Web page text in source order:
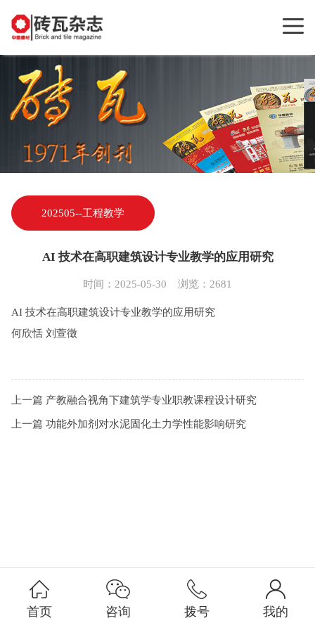
202505--工程教学
AI 技术在高职建筑设计专业教学的应用研究
时间：2025-05-30 浏览：2681
AI 技术在高职建筑设计专业教学的应用研究
何欣恬 刘萱徵
上一篇 产教融合视角下建筑学专业职教课程设计研究
上一篇 功能外加剂对水泥固化土力学性能影响研究
首页 咨询 拨号 我的